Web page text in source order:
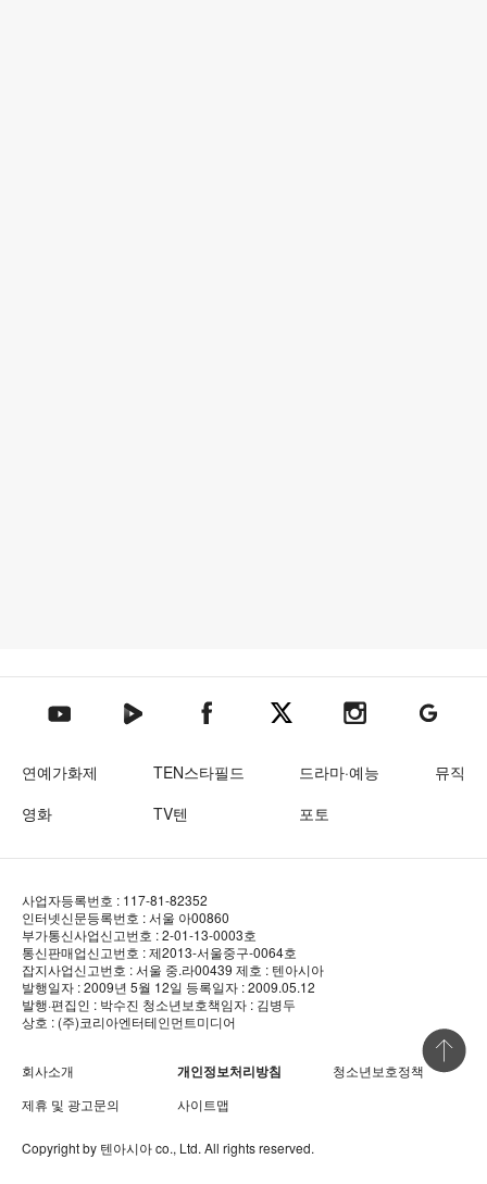
텐아시아 유튜브텐아시아 네이버TV텐아시아 페이스북텐아시아 엑스텐아시아 인스타그램
텐아시아
연예가화제 TEN스타필드 드라마·예능
뮤직
영화
TV텐 포토
사업자등록번호 : 117-81-82352
인터넷신문등록번호 : 서울 아00860
부가통신사업신고번호 : 2-01-13-0003호
통신판매업신고번호 : 제2013-서울중구-0064호
잡지사업신고번호 : 서울 중.라00439 제호 : 텐아시아
발행일자 : 2009년 5월 12일 등록일자 : 2009.05.12
발행·편집인 : 박수진 청소년보호책임자 : 김병두
상호 : (주)코리아엔터테인먼트미디어
회사소개 개인정보처리방침
청소년보호정책
제휴 및 광고문의
사이트맵
Copyright by 텐아시아co., Ltd. All rights reserved.
상단 바로